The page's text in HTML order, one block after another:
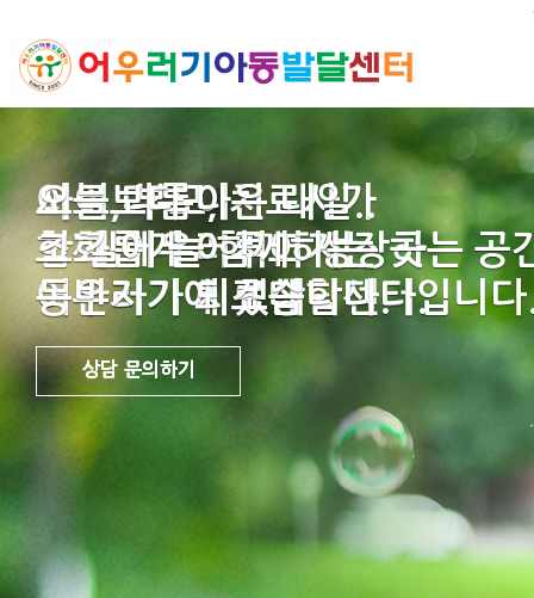
아이, 부모, 치료사가
함께 어우러지고 성장하는 공
어우러기 치료상담센터입니
상담 문의하기
서로 다름이
조화롭게 이루어지는 곳
어우러기에 초대합니다.
상담 문의하기
오늘보다 나은 내일..
그 길에 늘 함께하는
동반자가 되겠습니다.
상담 문의하기